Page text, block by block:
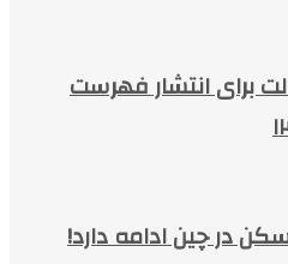
برای انتشار فهرست
در چین ادامه دارد!